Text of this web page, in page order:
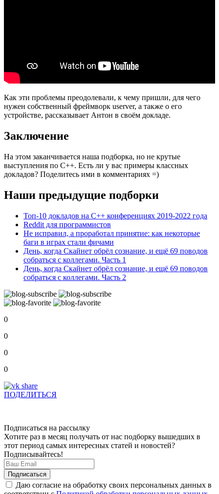
Как эти проблемы преодолевали, к чему пришли, для чего
нужен собственный фреймворк userver, а также о его
устройстве, рассказывает Антон в своём докладе.
Заключение
На этом заканчивается наша подборка, но не крутые
выступления по С++. Есть ли у вас примеры классных
докладов? Поделитесь ими в комментариях =)
Наши предыдущие подборки
Топ-10 докладов на С++ конференциях 2019-2022 года
Reddit для программистов
Не исправил, а проработал принятие: как некоторые
баги в играх стали фичами
День, когда Скайнет обрёл сознание, и ещё 69 поводов
собраться с коллегами. Часть 1
День, когда Скайнет обрёл сознание, и ещё 69 поводов
собраться с коллегами. Часть 2
0
0
0
0
ПОДЕЛИТЬСЯ
Подписаться на рассылку
Хотите раз в месяц получать от нас подборку вышедших в
этот период самых интересных статей и новостей?
Подписывайтесь!
Даю согласие на обработку своих персональных данных в